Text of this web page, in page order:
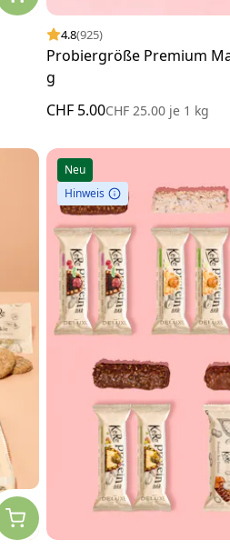
4.8(925)
Probiergröße Premium
g
CHF 5.00CHF 25.00 je 1 kg
Neu
Hinweis